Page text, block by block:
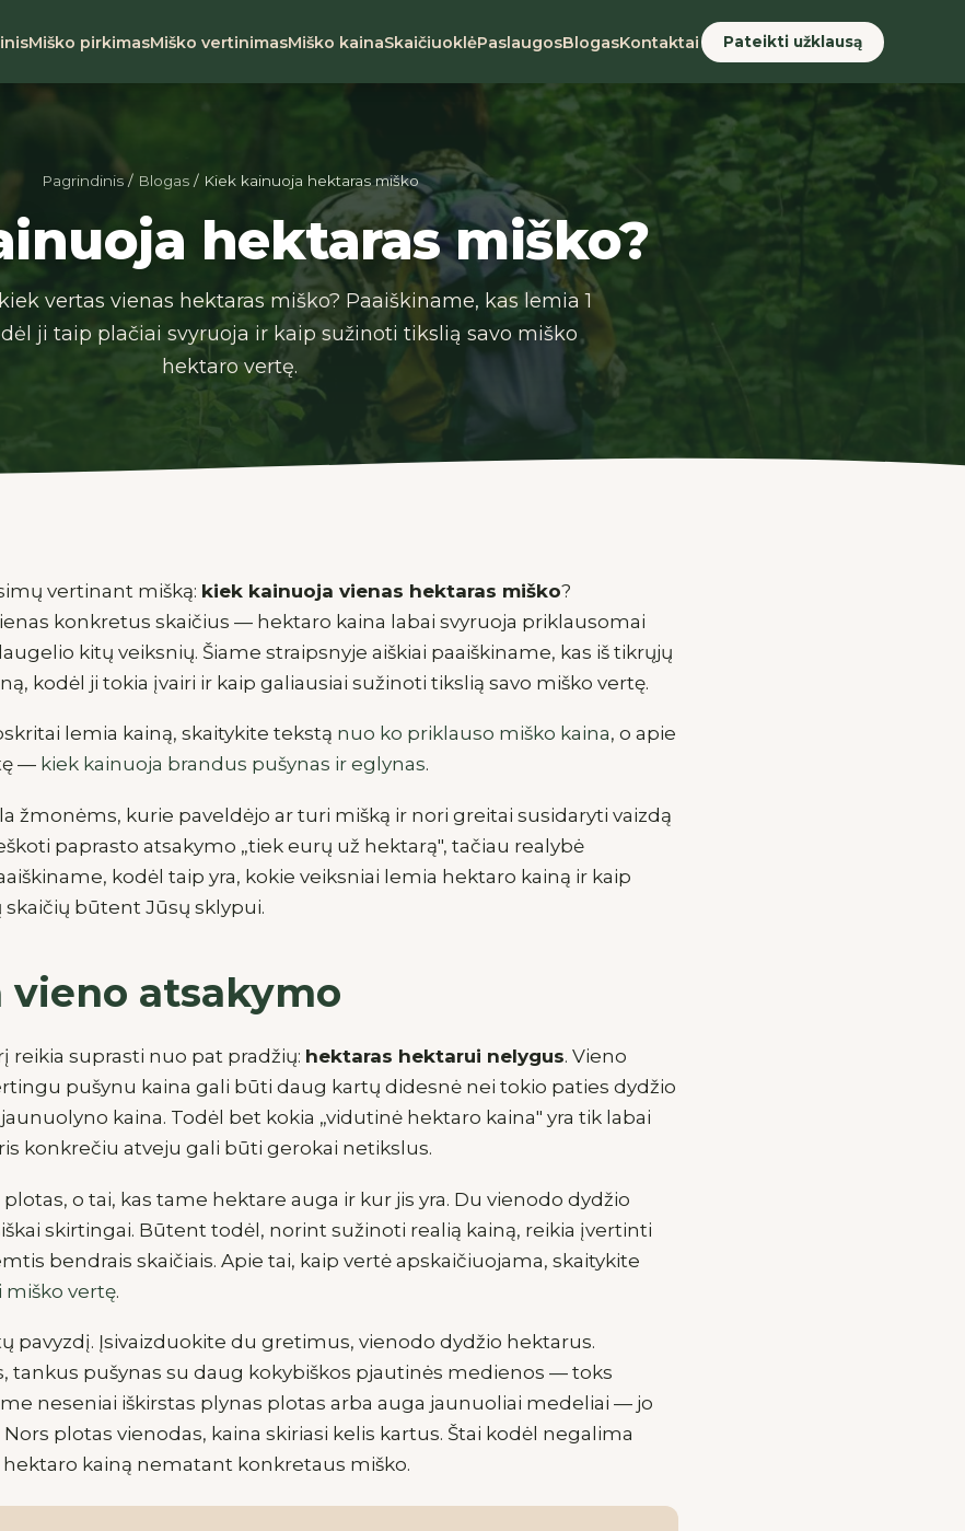
Miško pirkimasMiško vertinimasMiško kainaSkaičiuoklėPaslaugosBlogasKontaktai Pateikti užklausą
Pagrindinis/ Blogas/ Kiek kainuoja hektaras miško
hektaras miško?
vertas vienas hektaras miško? Paaiškiname, kas lemia 1
ji taip plačiai svyruoja ir kaip sužinoti tikslią savo miško
hektaro vertę.
vertinant mišką: kiek kainuoja vienas hektaras miško?
konkretus skaičius — hektaro kaina labai svyruoja priklausomai
kitų veiksnių. Šiame straipsnyje aiškiai paaiškiname, kas iš tikrųjų
kodėl ji tokia įvairi ir kaip galiausiai sužinoti tikslią savo miško vertę.
lemia kainą, skaitykite tekstą nuo ko priklauso miško kaina, o apie
— kiek kainuoja brandus pušynas ir eglynas.
žmonėms, kurie paveldėjo ar turi mišką ir nori greitai susidaryti vaizdą
paprasto atsakymo „tiek eurų už hektarą", tačiau realybė
kodėl taip yra, kokie veiksniai lemia hektaro kainą ir kaip
būtent Jūsų sklypui.
vieno atsakymo
reikia suprasti nuo pat pradžių: hektaras hektarui nelygus. Vieno
pušynu kaina gali būti daug kartų didesnė nei tokio paties dydžio
kaina. Todėl bet kokia „vidutinė hektaro kaina" yra tik labai
konkrečiu atveju gali būti gerokai netikslus.
o tai, kas tame hektare auga ir kur jis yra. Du vienodo dydžio
skirtingai. Būtent todėl, norint sužinoti realią kainą, reikia įvertinti
bendrais skaičiais. Apie tai, kaip vertė apskaičiuojama, skaitykite
miško vertę.
pavyzdį. Įsivaizduokite du gretimus, vienodo dydžio hektarus.
tankus pušynas su daug kokybiškos pjautinės medienos — toks
neseniai iškirstas plynas plotas arba auga jaunuoliai medeliai — jo
plotas vienodas, kaina skiriasi kelis kartus. Štai kodėl negalima
kainą nematant konkretaus miško.